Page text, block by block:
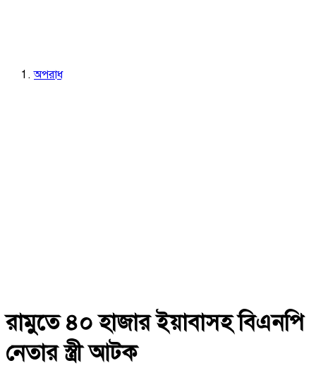
অপরাধ
রামুতে ৪০ হাজার ইয়াবাসহ বিএনপি
নেতার স্ত্রী আটক